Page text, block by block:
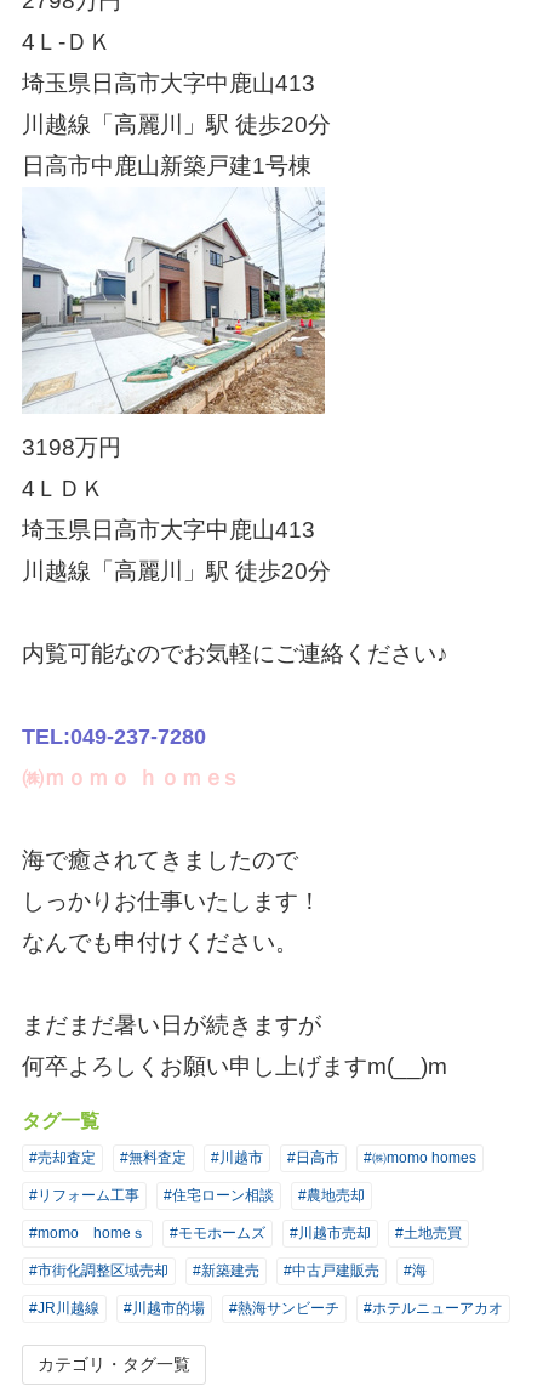
4Ｌ-ＤＫ
埼玉県日高市大字中鹿山413
川越線「高麗川」駅 徒歩20分
日高市中鹿山新築戸建1号棟
3198万円
4ＬＤＫ
埼玉県日高市大字中鹿山413
川越線「高麗川」駅 徒歩20分
内覧可能なのでお気軽にご連絡ください♪
TEL:049-237-7280
㈱ｍｏｍｏ ｈｏｍｅs
海で癒されてきましたので
しっかりお仕事いたします！
なんでも申付けください。
まだまだ暑い日が続きますが
何卒よろしくお願い申し上げますm(__)m
タグ一覧
#売却査定 #無料査定 #川越市 #日高市 #㈱momo homes
#リフォーム工事 #住宅ローン相談 #農地売却
#momo homeｓ #モモホームズ #川越市売却 #土地売買
#市街化調整区域売却 #新築建売 #中古戸建販売 #海
#JR川越線 #川越市的場 #熱海サンビーチ #ホテルニューアカオ
カテゴリ・タグ一覧